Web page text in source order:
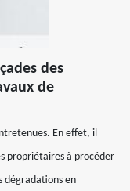
des
de
En effet, il
propriétaires à procéder
dégradations en